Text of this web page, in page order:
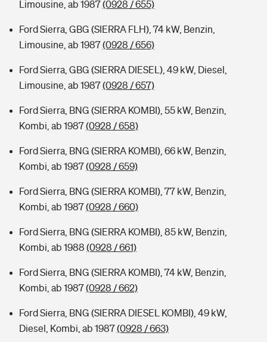
Limousine, ab 1987(0928 / 655)
Ford Sierra, GBG (SIERRA FLH), 74 kW, Benzin,
Limousine, ab 1987(0928 / 656)
Ford Sierra, GBG (SIERRA DIESEL), 49 kW, Diesel,
Limousine, ab 1987(0928 / 657)
Ford Sierra, BNG (SIERRA KOMBI), 55 kW, Benzin,
Kombi, ab 1987(0928 / 658)
Ford Sierra, BNG (SIERRA KOMBI), 66 kW, Benzin,
Kombi, ab 1987(0928 / 659)
Ford Sierra, BNG (SIERRA KOMBI), 77 kW, Benzin,
Kombi, ab 1987(0928 / 660)
Ford Sierra, BNG (SIERRA KOMBI), 85 kW, Benzin,
Kombi, ab 1988 (0928 / 661)
Ford Sierra, BNG (SIERRA KOMBI), 74 kW, Benzin,
Kombi, ab 1987(0928 / 662)
Ford Sierra, BNG (SIERRA DIESEL KOMBI), 49 kW,
Diesel, Kombi, ab 1987(0928 / 663)